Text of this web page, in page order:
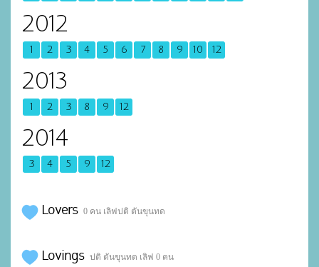
2012
1 2 3 4 5 6 7 8 9 10 12
2013
1 2 3 8 9 12
2014
3 4 5 9 12
Lovers 0 คน เลิฟปติ ตันขุนทด
Lovings ปติ ตันขุนทด เลิฟ 0 คน